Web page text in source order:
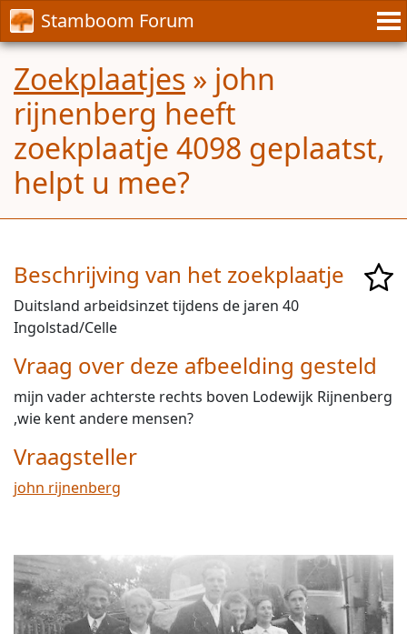
Stamboom Forum
Zoekplaatjes » john
rijnenberg heeft
zoekplaatje 4098 geplaatst,
helpt u mee?
Beschrijving van het zoekplaatje
Duitsland arbeidsinzet tijdens de jaren 40
Ingolstad/Celle
Vraag over deze afbeelding gesteld
mijn vader achterste rechts boven Lodewijk Rijnenberg
,wie kent andere mensen?
Vraagsteller
john rijnenberg